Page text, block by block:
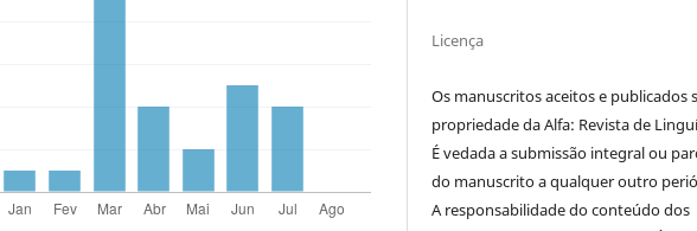
Licença
Os manuscritos aceitos e publicados
propriedade da Alfa: Revista de
É vedada a submissão integral ou
do manuscrito a qualquer outro
A responsabilidade do conteúdo dos